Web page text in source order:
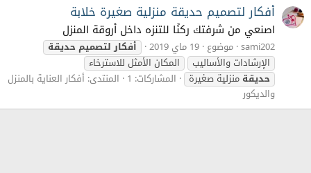
أفكار لتصميم حديقة منزلية صغيرة خلابة
اصنعي من شرفتك ركنًا للتنزه داخل أروقة المنزل
sami202 موضوع 19 ماي 2019 أفكارلتصميمحديقة
الإرشادات والأساليب
المكان الأمثل للاسترخاء
حديقةمنزلية صغيرة المشاركات: 1 المنتدى: أفكار العناية بالمنزل
والديكور